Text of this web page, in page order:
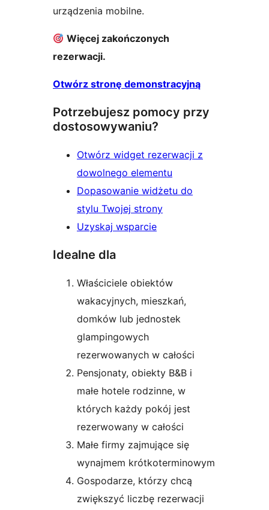
urządzenia mobilne.
Więcej zakończonych
rezerwacji.
Otwórz stronę demonstracyjną
Potrzebujesz pomocy przy
dostosowywaniu?
Otwórz widget rezerwacji z
dowolnego elementu
Dopasowanie widżetu do
stylu Twojej strony
Uzyskaj wsparcie
Idealne dla
Właściciele obiektów
wakacyjnych, mieszkań,
domków lub jednostek
glampingowych
rezerwowanych w całości
Pensjonaty, obiekty B&B i
małe hotele rodzinne, w
których każdy pokój jest
rezerwowany w całości
Małe firmy zajmujące się
wynajmem krótkoterminowym
Gospodarze, którzy chcą
zwiększyć liczbę rezerwacji